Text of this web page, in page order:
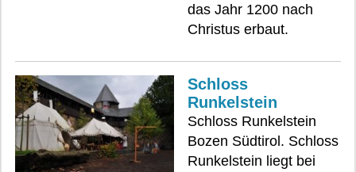
das Jahr 1200 nach
Christus erbaut.
Schloss
Runkelstein
Schloss Runkelstein
Bozen Südtirol. Schloss
Runkelstein liegt bei